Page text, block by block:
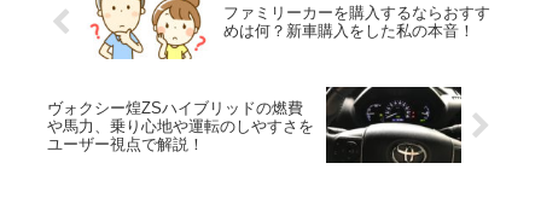
ファミリーカーを購入するならおすす
めは何？新車購入をした私の本音！
ヴォクシー煌ZSハイブリッドの燃費
や馬力、乗り心地や運転のしやすさを
ユーザー視点で解説！